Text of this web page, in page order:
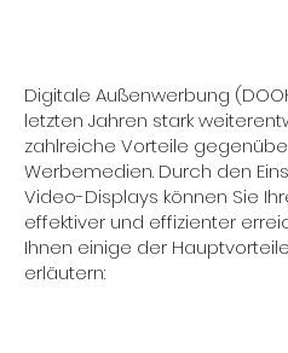
Digitale Außenwerbung
letzten Jahren stark
zahlreiche Vorteile
Werbemedien. Durch den
Video-Displays können Sie
effektiver und effizienter
Ihnen einige der
erläutern: